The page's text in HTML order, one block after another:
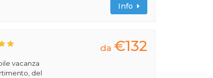
Info
vacanza
del
da €132